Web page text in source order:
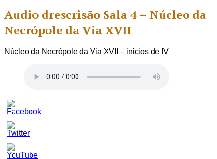
Audio drescrisão Sala 4 – Núcleo da
Necrópole da Via XVII
Núcleo da Necrópole da Via XVII – inicios de IV